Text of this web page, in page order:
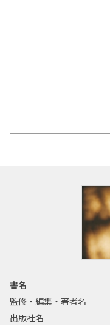
書名
監修・編集・著者名
出版社名